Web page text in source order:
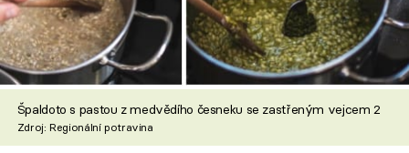
Špaldoto s pastou z medvědího česneku se zastřeným vejcem 2
Zdroj: Regionální potravina